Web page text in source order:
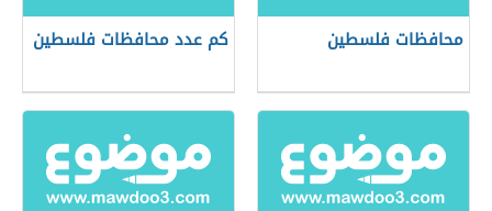
محافظات فلسطين كم عدد محافظات فلسطين